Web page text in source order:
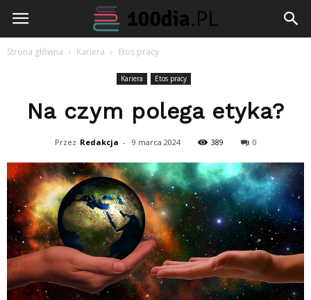
100dia.pl
Strona główna Kariera Etos pracy
Kariera Etos pracy
Na czym polega etyka?
Przez Redakcja - 9 marca 2024 389 0